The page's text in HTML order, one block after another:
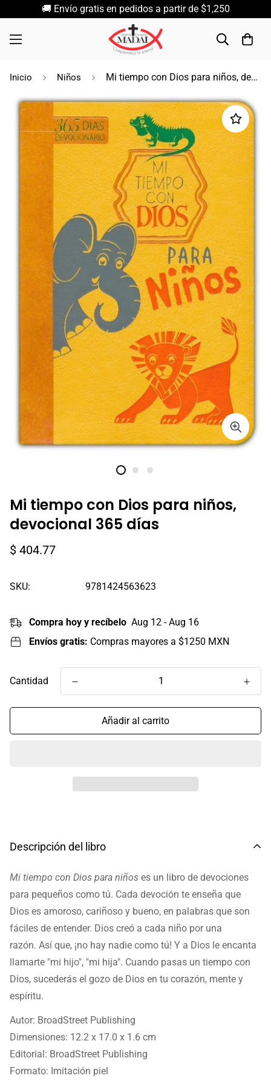
🚚 Envío gratis en pedidos a partir de $1,250
Inicio Niños Mi tiempo con Dios para niños, devocional 365 días
Mi tiempo con Dios para niños,
devocional 365 días
Precio
$ 404.77
SKU: 9781424563623
Compra hoy y recíbelo Aug 12 - Aug 16
Envíos gratis: Compras mayores a $1250 MXN
Cantidad
Añadir al carrito
Descripción del libro
Mi tiempo con Dios para niños es un libro de devociones
para pequeños como tú. Cada devoción te enseña que
Dios es amoroso, cariñoso y bueno, en palabras que son
fáciles de entender. Dios creó a cada niño por una
razón. Así que, ¡no hay nadie como tú! Y a Dios le encanta
llamarte "mi hijo", "mi hija". Cuando pasas un tiempo con
Dios, sucederás el gozo de Dios en tu corazón, mente y
espíritu.
Autor: BroadStreet Publishing
Dimensiones: 12.2 x 17.0 x 1.6 cm
Editorial: BroadStreet Publishing
Formato: Imitación piel